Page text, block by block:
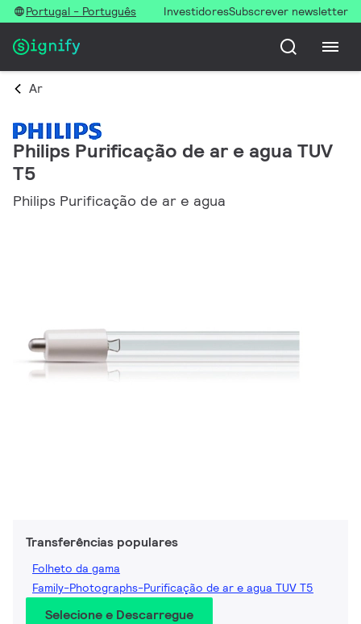
Portugal - Português InvestidoresSubscrever newsletter
Ar
Philips Purificação de ar e agua TUV
T5
Philips Purificação de ar e agua
Transferências populares
Folheto da gama
Family-Photographs-Purificação de ar e agua TUV T5
Selecione e Descarregue